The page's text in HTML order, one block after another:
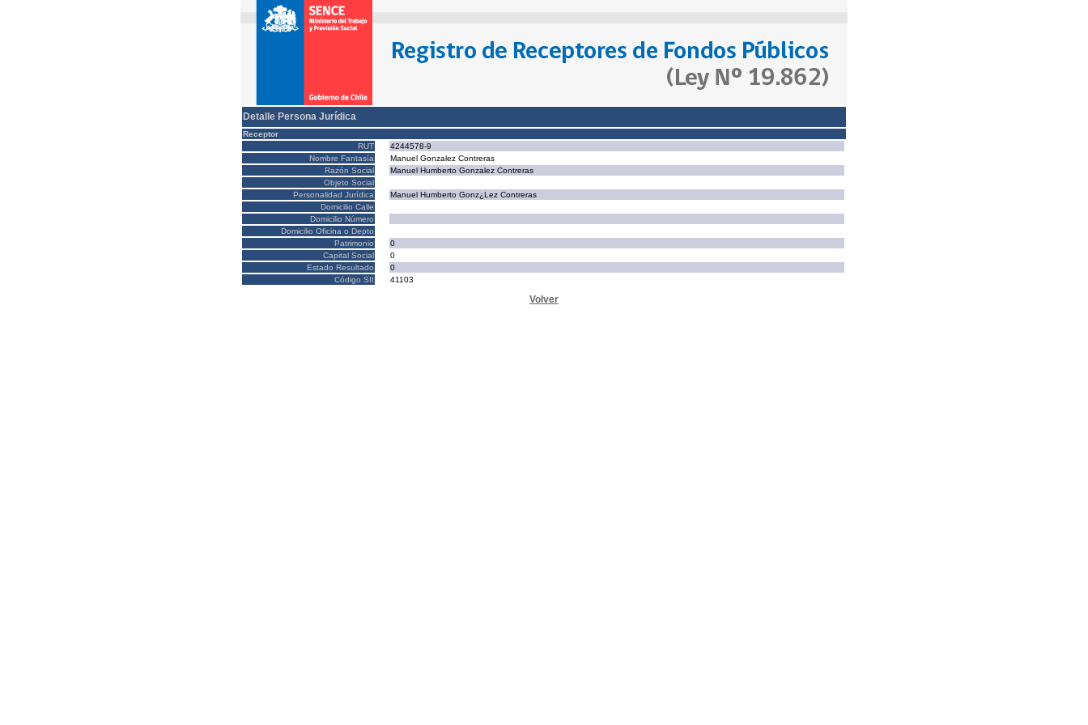
Detalle Persona Jurídica
Receptor
RUT
4244578-9
Nombre Fantasía
Manuel Gonzalez Contreras
Razón Social
Manuel Humberto Gonzalez Contreras
Objeto Social
Personalidad Jurídica
Manuel Humberto Gonz¿Lez Contreras
Domicilio Calle
Domicilio Número
Domicilio Oficina o Depto
Patrimonio
0
Capital Social
0
Estado Resultado
0
Código SII
41103
Volver